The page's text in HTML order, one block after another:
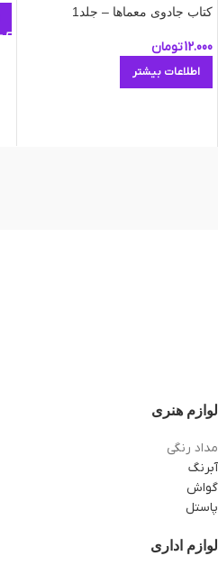
کتاب جادوی معماها – جلد1
12.000تومان
اطلاعات بیشتر
لوازم هنری
مداد رنگی
آبرنگ
گواش
پاستل
لوازم اداری